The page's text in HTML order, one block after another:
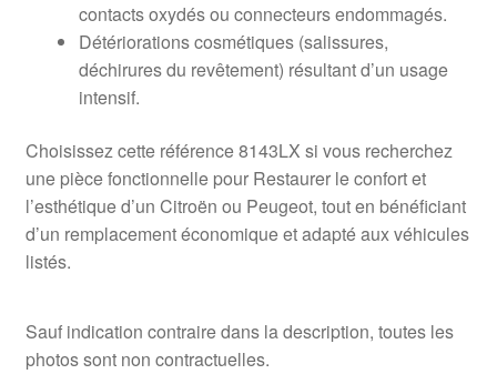
contacts oxydés ou connecteurs endommagés.
Détériorations cosmétiques (salissures,
déchirures du revêtement) résultant d’un usage
intensif.
Choisissez cette référence 8143LX si vous recherchez
une pièce fonctionnelle pour Restaurer le confort et
l’esthétique d’un Citroën ou Peugeot, tout en bénéficiant
d’un remplacement économique et adapté aux véhicules
listés.
Sauf indication contraire dans la description, toutes les
photos sont non contractuelles.